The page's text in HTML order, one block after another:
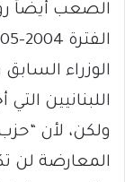
الصعب أيضاً
الوزراء
اللبنانيين
ولكن، لأن
المعارضة لن